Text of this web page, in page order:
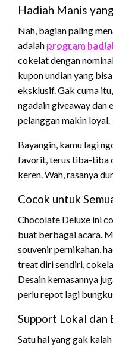
Hadiah Manis
Nah, bagian paling
adalah program
cokelat dengan
kupon undian yang
eksklusif. Gak cuma
ngadain giveaway dan
pelanggan makin loyal.
Bayangin, kamu lagi
favorit, terus tiba-tiba
keren. Wah, rasanya
Cocok untuk
Chocolate Deluxe ini
buat berbagai acara.
souvenir pernikahan,
treat diri sendiri,
Desain kemasannya
perlu repot lagi
Support Lokal dan
Satu hal yang gak